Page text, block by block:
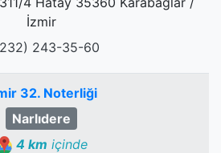
İzmir
243-35-60
32. Noterliği
Narlıdere
4 km içinde